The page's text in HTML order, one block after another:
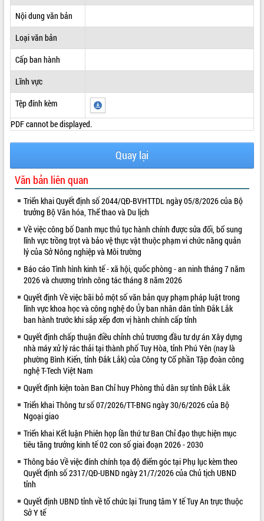
ĐIỂM TIN VĂN BẢN
VIDEO
Khám bệnh, cấp phát thuốc miễn phí
và tặng quà người dân xã Cư Pui
Hội nghị UBND tỉnh Đắk Lắk thường kỳ
tháng 7/2026
Lễ truy tặng danh hiệu “Bà Mẹ Việt
Nam Anh hùng” và trao Huân chương
Lao động
UBND tỉnh Đắk Lắk triển khai nhiệm
Kỳ họp thứ Hai, Hội đồng nhân dân
ALBUM ẢNH
Nội dung văn bản
Loại văn bản
Cấp ban hành
Lĩnh vực
Tệp đính kèm
PDF cannot be displayed.
Quay lại
Văn bản liên quan
Triển khai Quyết định số 2044/QĐ-BVHTTDL ngày 05/8/2026 của Bộ
trưởng Bộ Văn hóa, Thể thao và Du lịch
Về việc công bố Danh mục thủ tục hành chính được sửa đổi, bổ sung
lĩnh vực trồng trọt và bảo vệ thực vật thuộc phạm vi chức năng quản
lý của Sở Nông nghiệp và Môi trường
Báo cáo Tình hình kinh tế - xã hội, quốc phòng - an ninh tháng 7 năm
2026 và chương trình công tác tháng 8 năm 2026
Quyết định Về việc bãi bỏ một số văn bản quy phạm pháp luật trong
lĩnh vực khoa học và công nghệ do Ủy ban nhân dân tỉnh Đắk Lắk
ban hành trước khi sắp xếp đơn vị hành chính cấp tỉnh
Quyết định chấp thuận điều chỉnh chủ trương đầu tư dự án Xây dựng
nhà máy xử lý rác thải tại thành phố Tuy Hòa, tỉnh Phú Yên (nay là
phường Bình Kiến, tỉnh Đắk Lắk) của Công ty Cổ phần Tập đoàn công
nghệ T-Tech Việt Nam
Quyết định kiện toàn Ban Chỉ huy Phòng thủ dân sự tỉnh Đắk Lắk
Triển khai Thông tư số 07/2026/TT-BNG ngày 30/6/2026 của Bộ
Ngoại giao
Triển khai Kết luận Phiên họp lần thứ tư Ban Chỉ đạo thực hiện mục
tiêu tăng trưởng kinh tế 02 con số giai đoạn 2026 - 2030
Thông báo Về việc đính chính tọa độ điểm góc tại Phụ lục kèm theo
Quyết định số 2317/QĐ-UBND ngày 21/7/2026 của Chủ tịch UBND
tỉnh
Quyết định UBND tỉnh về tổ chức lại Trung tâm Y tế Tuy An trực thuộc
Sở Y tế